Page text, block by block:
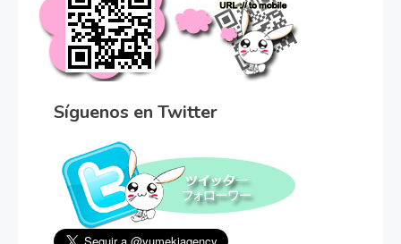
Síguenos en Twitter